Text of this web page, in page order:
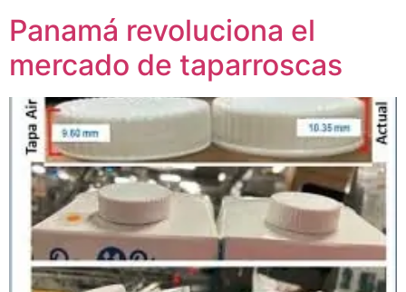
Panamá revoluciona el
mercado de taparroscas